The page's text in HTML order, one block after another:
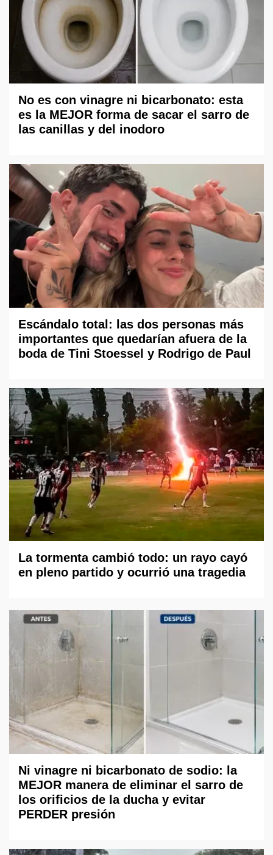
No es con vinagre ni bicarbonato: esta
es la MEJOR forma de sacar el sarro de
las canillas y del inodoro
Escándalo total: las dos personas más
importantes que quedarían afuera de la
boda de Tini Stoessel y Rodrigo de Paul
La tormenta cambió todo: un rayo cayó
en pleno partido y ocurrió una tragedia
Ni vinagre ni bicarbonato de sodio: la
MEJOR manera de eliminar el sarro de
los orificios de la ducha y evitar
PERDER presión